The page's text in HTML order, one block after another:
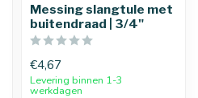
Messing slangtule met
buitendraad | 3/4"
€4,67
Levering binnen 1-3
werkdagen